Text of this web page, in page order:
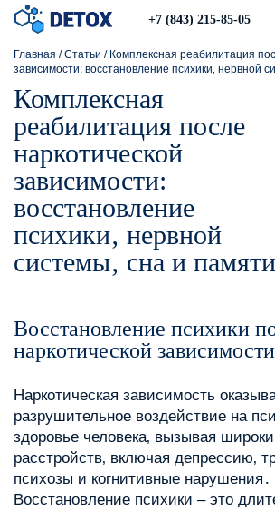
+7 (843) 215-85-05
Главная /Статьи / Комплексная реабилитация
зависимости: восстановление психики‚ нервной
Комплексная
реабилитация после
наркотической
зависимости:
восстановление
психики‚ нервной
системы‚ сна и памяти
Восстановление психики
наркотической зависимости
Наркотическая зависимость
разрушительное воздействие на
здоровье человека‚ вызывая
расстройств‚ включая депрессию‚
психозы и когнитивные нарушения․
Восстановление психики – это